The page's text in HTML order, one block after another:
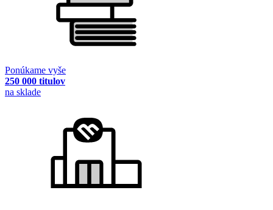
Ponúkame vyše
250 000 titulov
na sklade